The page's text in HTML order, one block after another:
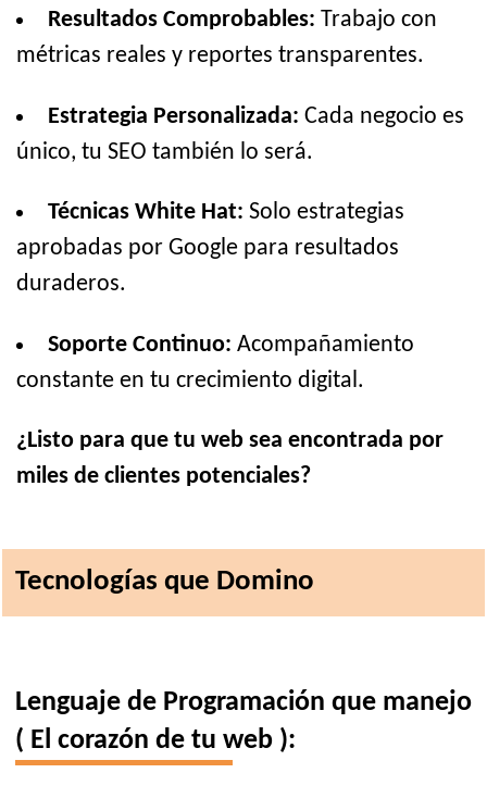
Resultados Comprobables: Trabajo con
métricas reales y reportes transparentes.
Estrategia Personalizada: Cada negocio es
único, tu SEO también lo será.
Técnicas White Hat: Solo estrategias
aprobadas por Google para resultados
duraderos.
Soporte Continuo: Acompañamiento
constante en tu crecimiento digital.
¿Listo para que tu web sea encontrada por
miles de clientes potenciales?
Tecnologías que Domino
Lenguaje de Programación que manejo
( El corazón de tu web ):